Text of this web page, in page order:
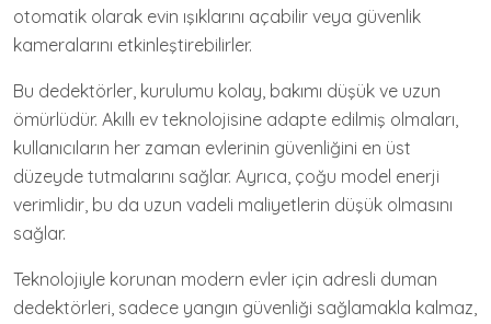
otomatik olarak evin ışıklarını açabilir veya güvenlik
kameralarını etkinleştirebilirler.
Bu dedektörler, kurulumu kolay, bakımı düşük ve uzun
ömürlüdür. Akıllı ev teknolojisine adapte edilmiş olmaları,
kullanıcıların her zaman evlerinin güvenliğini en üst
düzeyde tutmalarını sağlar. Ayrıca, çoğu model enerji
verimlidir, bu da uzun vadeli maliyetlerin düşük olmasını
sağlar.
Teknolojiyle korunan modern evler için adresli duman
dedektörleri, sadece yangın güvenliği sağlamakla kalmaz,